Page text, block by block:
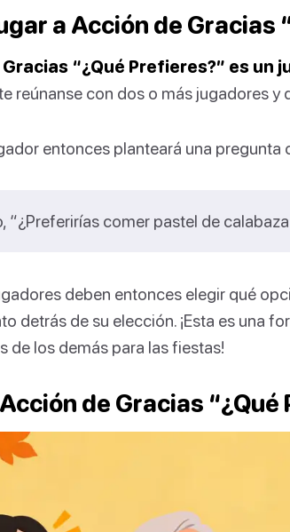
a Acción de Gracias
“¿Qué Prefieres?” es un
reúnanse con dos o más jugadores y
entonces planteará una
“¿Preferirías comer pastel de
deben entonces elegir qué
detrás de su elección. ¡Esta es una
de los demás para las fiestas!
de Gracias